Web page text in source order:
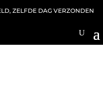
ZELFDE DAG VERZONDEN